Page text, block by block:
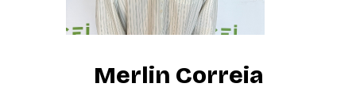
Merlin Correia